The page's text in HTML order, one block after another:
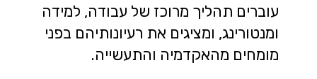
עוברים תהליך מרוכז של עבודה, למידה
ומנטורינג, ומציגים את רעיונותיהם בפני
מומחים מהאקדמיה והתעשייה.